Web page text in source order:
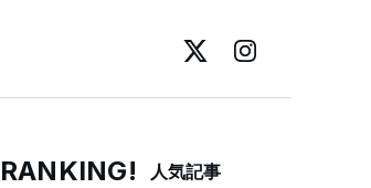
RANKING! 人気記事